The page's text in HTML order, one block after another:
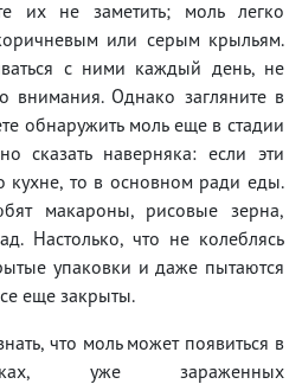
их не заметить; моль легко
или серым крыльям.
с ними каждый день, не
внимания. Однако загляните в
обнаружить моль еще в стадии
сказать наверняка: если эти
кухне, то в основном ради еды.
макароны, рисовые зерна,
Настолько, что не колеблясь
упаковки и даже пытаются
еще закрыты.
что моль может появиться в
уже зараженных